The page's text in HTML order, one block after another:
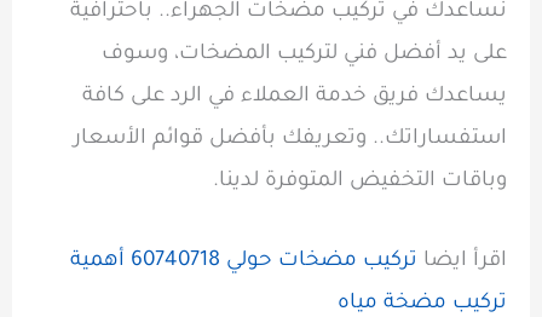
نساعدك في تركيب مضخات الجهراء.. باحترافية
على يد أفضل فني لتركيب المضخات، وسوف
يساعدك فريق خدمة العملاء في الرد على كافة
استفساراتك.. وتعريفك بأفضل قوائم الأسعار
وباقات التخفيض المتوفرة لدينا.
اقرأ ايضا
تركيب مضخات حولي 60740718 أهمية
تركيب مضخة مياه